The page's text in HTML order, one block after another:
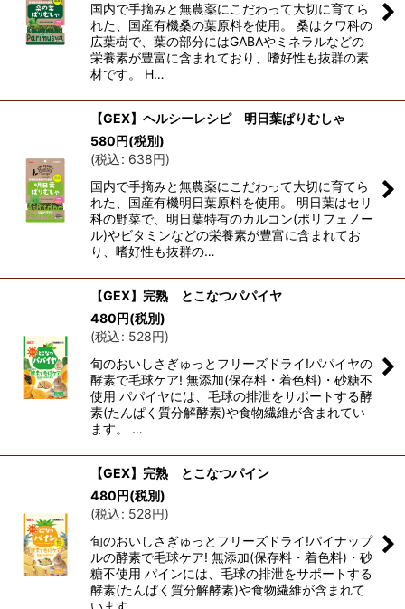
国内で手摘みと無農薬にこだわって大切に育てら
れた、国産有機桑の葉原料を使用。 桑はクワ科の
広葉樹で、葉の部分にはGABAやミネラルなどの
栄養素が豊富に含まれており、嗜好性も抜群の素
材です。 H…
【GEX】ヘルシーレシピ 明日葉ぱりむしゃ
580円(税別)
(税込: 638円)
国内で手摘みと無農薬にこだわって大切に育てら
れた、国産有機明日葉原料を使用。 明日葉はセリ
科の野菜で、明日葉特有のカルコン(ポリフェノー
ル)やビタミンなどの栄養素が豊富に含まれてお
り、嗜好性も抜群の…
【GEX】完熟 とこなつパパイヤ
480円(税別)
(税込: 528円)
旬のおいしさぎゅっとフリーズドライ!パパイヤの
酵素で毛球ケア! 無添加(保存料・着色料)・砂糖不
使用 パパイヤには、毛球の排泄をサポートする酵
素(たんぱく質分解酵素)や食物繊維が含まれてい
ます。 …
【GEX】完熟 とこなつパイン
480円(税別)
(税込: 528円)
旬のおいしさぎゅっとフリーズドライ!パイナップ
ルの酵素で毛球ケア! 無添加(保存料・着色料)・砂
糖不使用 パインには、毛球の排泄をサポートする
酵素(たんぱく質分解酵素)や食物繊維が含まれて
います。…